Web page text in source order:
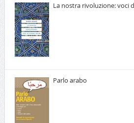
La nostra rivoluzione: voci
Parlo arabo